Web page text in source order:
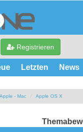
Registrieren
Letzten News
Apple - Mac Apple OS X